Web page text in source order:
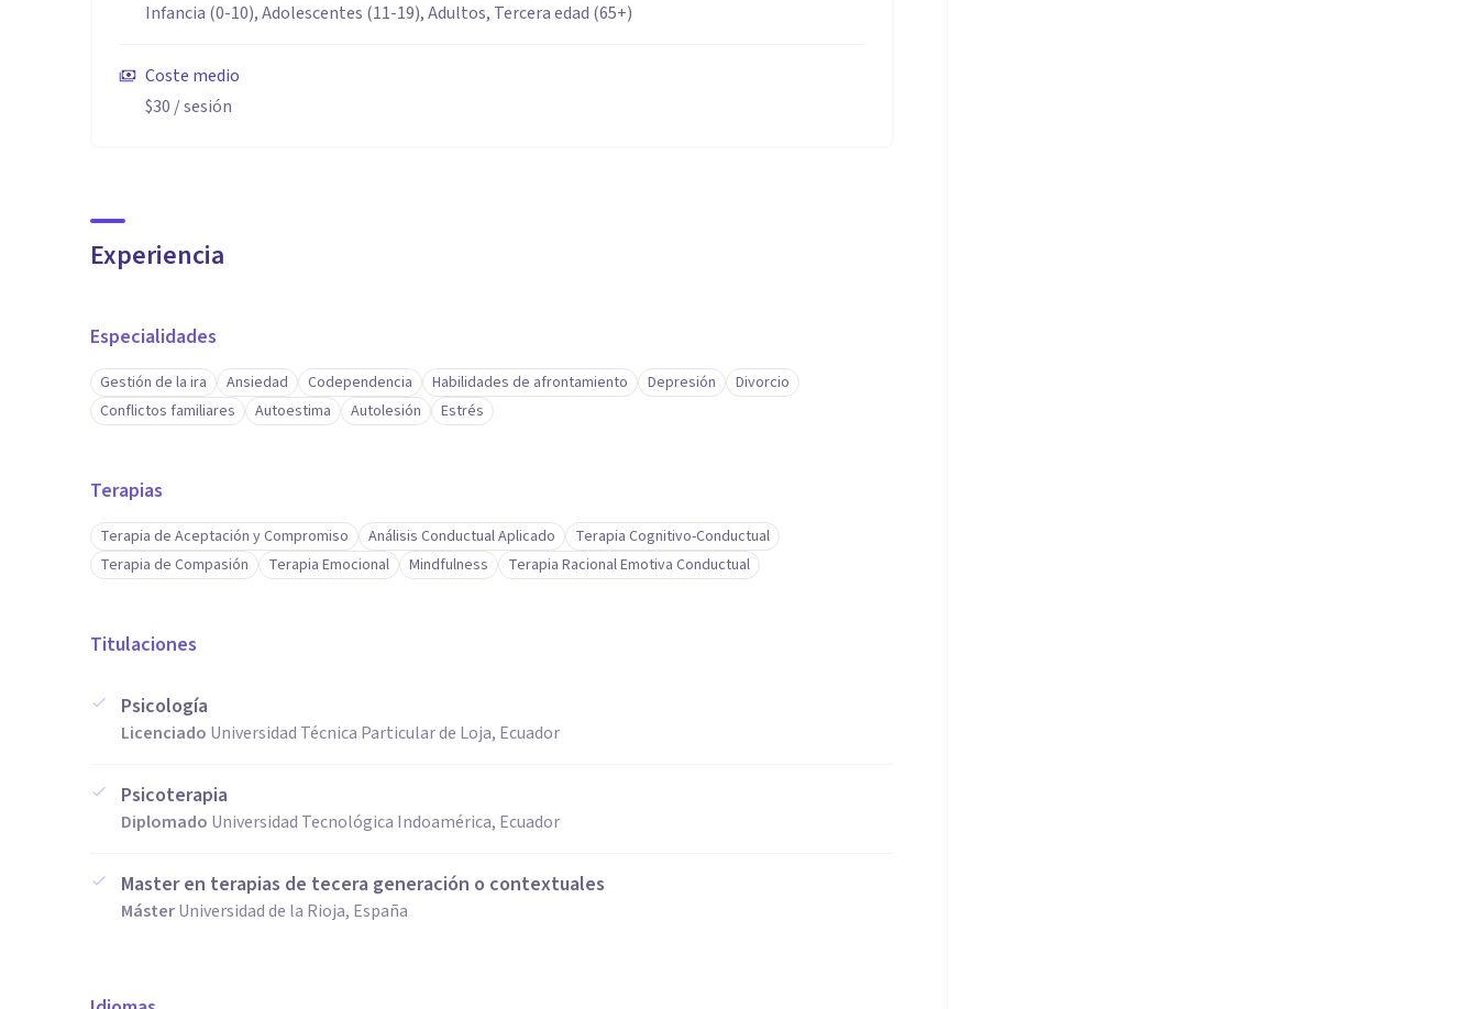
Infancia (0-10), Adolescentes (11-19), Adultos, Tercera edad (65+)
Coste medio
$30 / sesión
Experiencia
Especialidades
Gestión de la ira Ansiedad Codependencia Habilidades de afrontamiento Depresión
Divorcio
Conflictos familiares
Autoestima Autolesión Estrés
Terapias
Terapia de Aceptación y Compromiso Análisis Conductual Aplicado
Terapia Cognitivo-Conductual
Terapia de Compasión
Terapia Emocional Mindfulness Terapia Racional Emotiva Conductual
Titulaciones
Psicología
Licenciado Universidad Técnica Particular de Loja, Ecuador
Psicoterapia
Diplomado Universidad Tecnológica Indoamérica, Ecuador
Master en terapias de tecera generación o contextuales
MásterUniversidad de la Rioja, España